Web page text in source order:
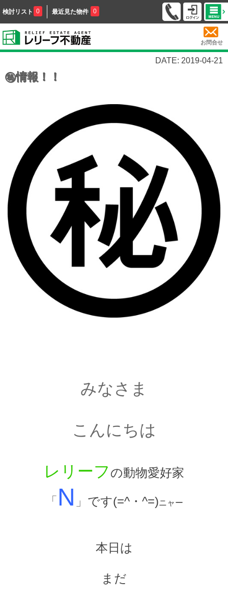
検討リスト 0 最近見た物件 0
お問合せ
DATE: 2019-04-21
㊙情報！！
みなさま
こんにちは
レリーフ の動物愛好家
「 N 」 です(=^・^=)ニャー
本日は
まだ